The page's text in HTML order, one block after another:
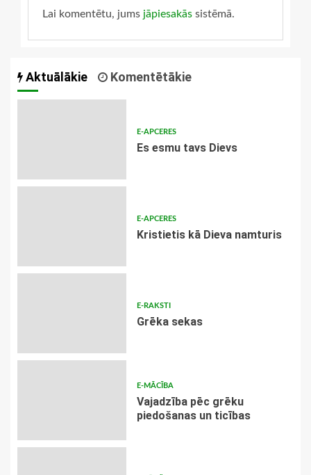
Lai komentētu, jums jāpiesakās sistēmā.
Aktuālākie Komentētākie
E-APCERES
Es esmu tavs Dievs
E-APCERES
Kristietis kā Dieva namturis
E-RAKSTI
Grēka sekas
E-MĀCĪBA
Vajadzība pēc grēku
piedošanas un ticības